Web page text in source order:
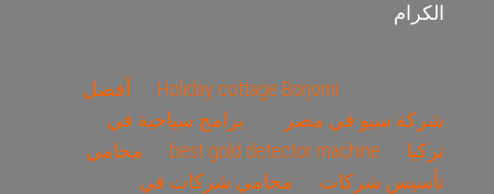
الكرام
Holiday cottage Borjomi
أفضل
شركة سيو في مصر
برامج سياحية في
تركيا
best gold detector machine
محامي
تأسيس شركات
محامي شركات في